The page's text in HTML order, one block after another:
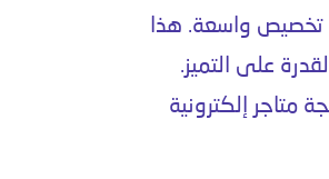
تخصيص واسعة. هذا
على التميز.
متاجر إلكترونية